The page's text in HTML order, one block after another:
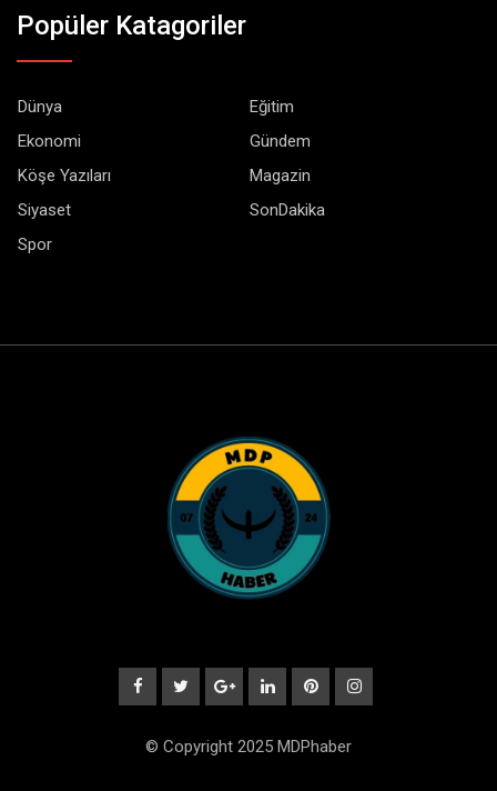
Popüler Katagoriler
Dünya
Eğitim
Ekonomi
Gündem
Köşe Yazıları
Magazin
Siyaset
SonDakika
Spor
© Copyright 2025 MDPhaber